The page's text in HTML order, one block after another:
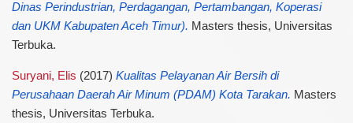
Dinas Perindustrian, Perdagangan, Pertambangan, Koperasi
dan UKM Kabupaten Aceh Timur). Masters thesis, Universitas
Terbuka.
Suryani, Elis (2017) Kualitas Pelayanan Air Bersih di
Perusahaan Daerah Air Minum (PDAM) Kota Tarakan. Masters
thesis, Universitas Terbuka.